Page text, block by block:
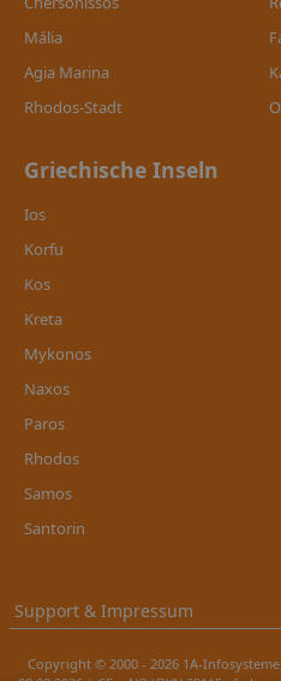
Mália
Agia Marina
Rhodos-Stadt
Griechische Inseln
Ios
Korfu
Kos
Kreta
Mykonos
Naxos
Paros
Rhodos
Samos
Santorin
Support & Impressum
Copyright © 2000 - 2026 1A-